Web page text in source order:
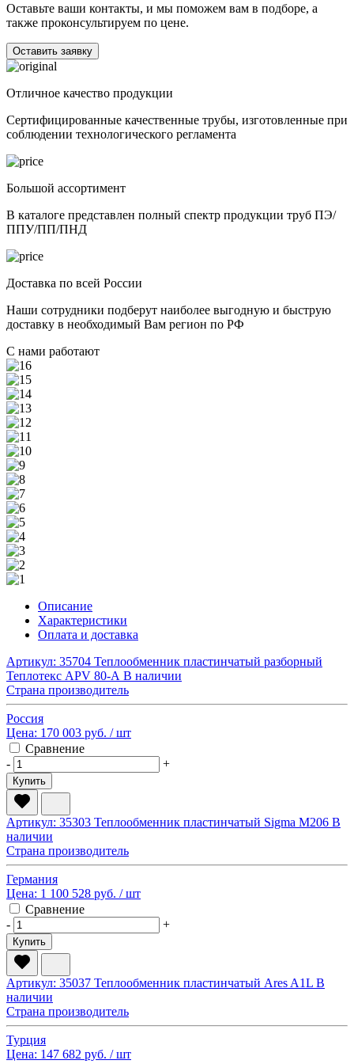
Оставьте ваши контакты, и мы поможем вам в подборе, а
также проконсультируем по цене.
Оставить заявку
Отличное качество продукции
Сертифицированные качественные трубы, изготовленные при
соблюдении технологического регламента
Большой ассортимент
В каталоге представлен полный спектр продукции труб ПЭ/
ППУ/ПП/ПНД
Доставка по всей России
Наши сотрудники подберут наиболее выгодную и быструю
доставку в необходимый Вам регион по РФ
С нами работают
Описание
Характеристики
Оплата и доставка
Артикул: 35704 Теплообменник пластинчатый разборный
Теплотекс APV 80-А В наличии
Страна производитель
Россия
Цена: 170 003 руб. / шт
Сравнение
-
+
Купить
Артикул: 35303 Теплообменник пластинчатый Sigma M206 В
наличии
Страна производитель
Германия
Цена: 1 100 528 руб. / шт
Сравнение
-
+
Купить
Артикул: 35037 Теплообменник пластинчатый Ares A1L В
наличии
Страна производитель
Турция
Цена: 147 682 руб. / шт